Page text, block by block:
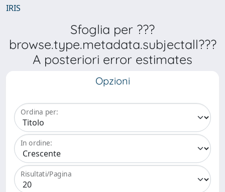
IRIS
Sfoglia per ???
browse.type.metadata.subjectall???
A posteriori error estimates
Opzioni
Ordina per:
In ordine:
Risultati/Pagina